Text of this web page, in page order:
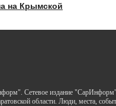
на Крымской
Сетевое издание
области. Люди, места,